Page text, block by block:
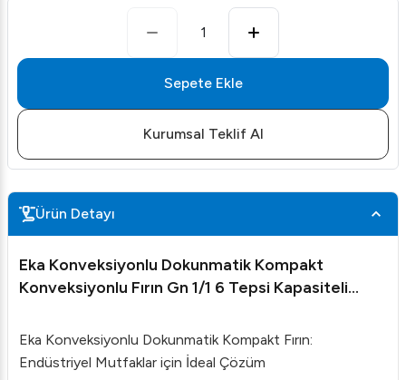
1
Sepete Ekle
Kurumsal Teklif Al
Ürün Detayı
Eka Konveksiyonlu Dokunmatik Kompakt
Konveksiyonlu Fırın Gn 1/1 6 Tepsi Kapasiteli
Eka Konveksiyonlu Dokunmatik Kompakt Fırın:
Endüstriyel Mutfaklar için İdeal Çözüm